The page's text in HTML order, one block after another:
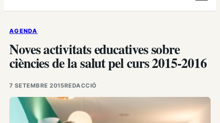
Obre
el
AGENDA
Noves activitats educatives sobre
ciències de la salut pel curs 2015-2016
7 SETEMBRE 2015REDACCIÓ